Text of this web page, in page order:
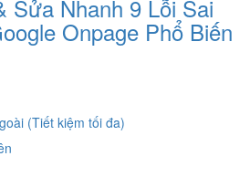
Sửa Nhanh 9 Lỗi Sai
Onpage Phổ Biến
(Tiết kiệm tối đa)